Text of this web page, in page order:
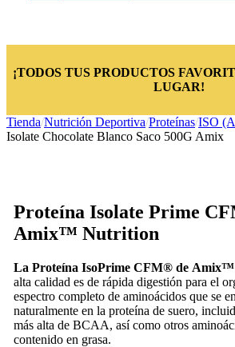
¡TODOS TUS PRODUCTOS
LUGAR!
Tienda/Nutrición Deportiva/Proteínas/ISO
Isolate Chocolate Blanco Saco 500G Amix
Proteína Isolate Prime
Amix™ Nutrition
La Proteína IsoPrime CFM® de Amix™
alta calidad es de rápida digestión para el
espectro completo de aminoácidos que se
naturalmente en la proteína de suero,
más alta de BCAA, así como otros
contenido en grasa.